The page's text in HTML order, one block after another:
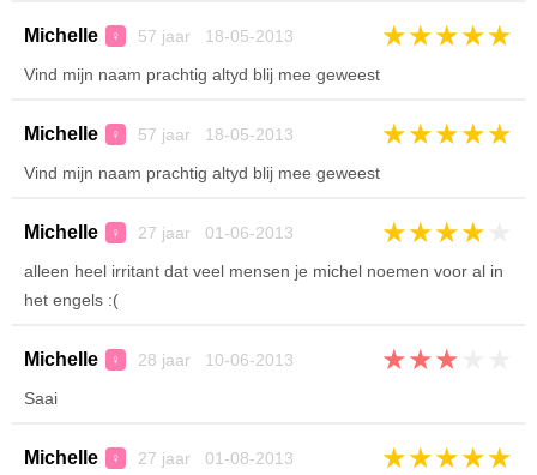
Michelle ♀ 57 jaar 18-05-2013 ★★★★★
Vind mijn naam prachtig altyd blij mee geweest
Michelle ♀ 57 jaar 18-05-2013 ★★★★★
Vind mijn naam prachtig altyd blij mee geweest
Michelle ♀ 27 jaar 01-06-2013 ★★★★
alleen heel irritant dat veel mensen je michel noemen voor al in
het engels :(
Michelle ♀ 28 jaar 10-06-2013 ★★★
Saai
Michelle ♀ 27 jaar 01-08-2013 ★★★★★